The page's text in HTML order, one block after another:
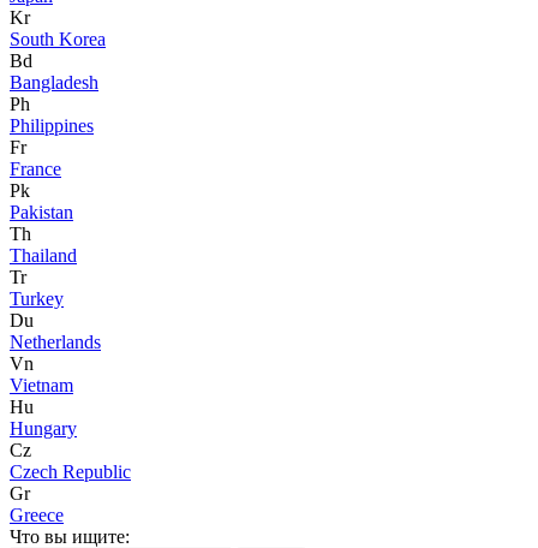
Kr
South Korea
Bd
Bangladesh
Ph
Philippines
Fr
France
Pk
Pakistan
Th
Thailand
Tr
Turkey
Du
Netherlands
Vn
Vietnam
Hu
Hungary
Cz
Czech Republic
Gr
Greece
Что вы ищите: